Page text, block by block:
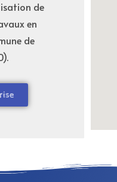
de
en
de
.